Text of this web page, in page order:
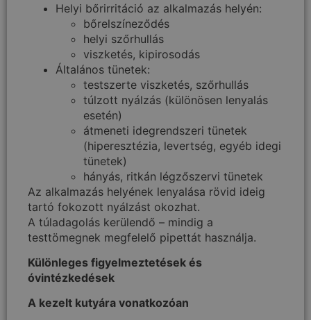
Helyi bőrirritáció az alkalmazás helyén:
bőrelszíneződés
helyi szőrhullás
viszketés, kipirosodás
Általános tünetek:
testszerte viszketés, szőrhullás
túlzott nyálzás (különösen lenyalás
esetén)
átmeneti idegrendszeri tünetek
(hiperesztézia, levertség, egyéb idegi
tünetek)
hányás, ritkán légzőszervi tünetek
Az alkalmazás helyének lenyalása rövid ideig
tartó fokozott nyálzást okozhat.
A túladagolás kerülendő – mindig a
testtömegnek megfelelő pipettát használja.
Különleges figyelmeztetések és
óvintézkedések
A kezelt kutyára vonatkozóan